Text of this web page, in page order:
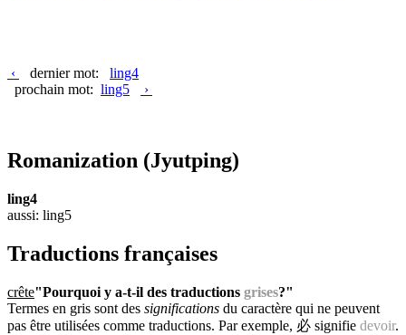
‹ dernier mot: ling4
prochain mot: ling5 ›
Romanization (Jyutping)
ling4
aussi: ling5
Traductions françaises
crête"Pourquoi y a-t-il des traductions grises?"
Termes en gris sont des significations du caractère qui ne peuvent
pas être utilisées comme traductions. Par exemple, 必 signifie devoir.